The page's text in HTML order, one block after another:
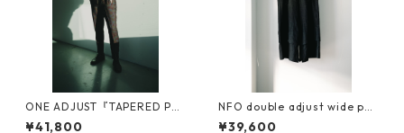
ONE ADJUST『TAPERED PA
NTS』
¥41,800
NFO double adjust wide pan
ts『可変』
¥39,600